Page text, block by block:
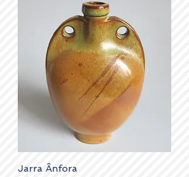
Jarra Ânfora